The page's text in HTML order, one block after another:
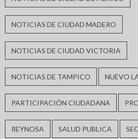
NOTICIAS DE CIUDAD MADERO
NOTICIAS DE CIUDAD VICTORIA
NOTICIAS DE TAMPICO NUEVO
PARTICIPACIÓN CIUDADANA
REYNOSA SALUD PUBLICA